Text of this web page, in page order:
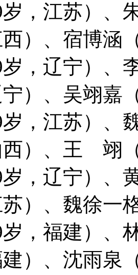
，江苏）、
西）、宿博涵
，辽宁）、
宁）、吴翊嘉
岁，江苏）
西）、王 翊
岁，辽宁）
苏）、魏徐一
，福建）、
建）、沈雨泉